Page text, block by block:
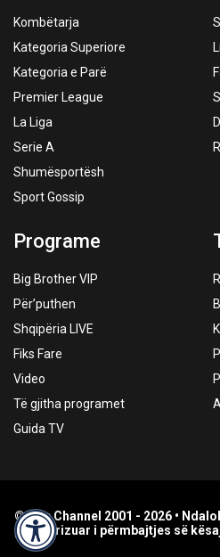
Kombëtarja
Kategoria Superiore
Kategoria e Parë
Premier League
La Liga
Serie A
Shumësportësh
Sport Gossip
Programe
Big Brother VIP
Për’puthen
Shqipëria LIVE
Fiks Fare
Video
Të gjitha programet
Guida TV
© Top Channel 2001 - 2026 •
paautorizuar i përmbajtjes së